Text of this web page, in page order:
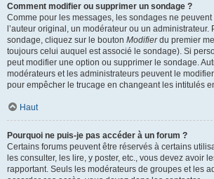
Comment modifier ou supprimer un sondage ?
Comme pour les messages, les sondages ne
l’auteur original, un modérateur ou un administrateur.
sondage, cliquez sur le bouton Modifierdu premier
toujours celui auquel est associé le sondage). Si
peut modifier une option ou supprimer le sondage.
modérateurs et les administrateurs peuvent le
pour empêcher le trucage en changeant les intitulés
Haut
Pourquoi ne puis-je pas accéder à un forum ?
Certains forums peuvent être réservés à certains
les consulter, les lire, y poster, etc., vous devez avoir
rapportant. Seuls les modérateurs de groupes et les